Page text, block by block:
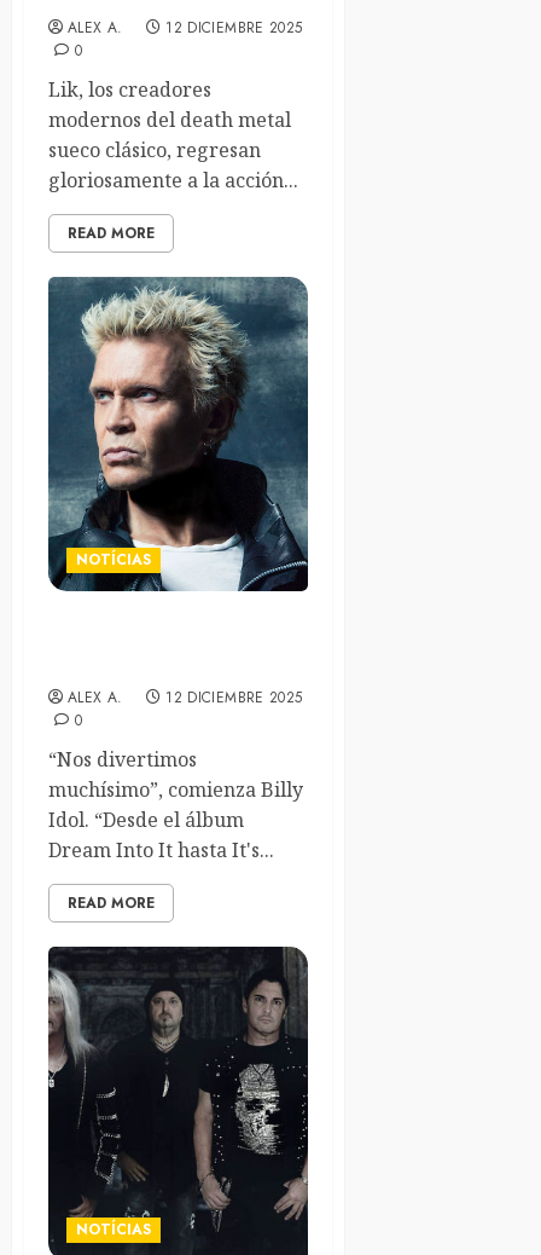
ALEX A.
12 DICIEMBRE 2025
0
Lik, los creadores
modernos del death metal
sueco clásico, regresan
gloriosamente a la acción...
READ MORE
NOTÍCIAS
ALEX A.
12 DICIEMBRE 2025
0
“Nos divertimos
muchísimo”, comienza Billy
Idol. “Desde el álbum
Dream Into It hasta It's...
READ MORE
NOTÍCIAS